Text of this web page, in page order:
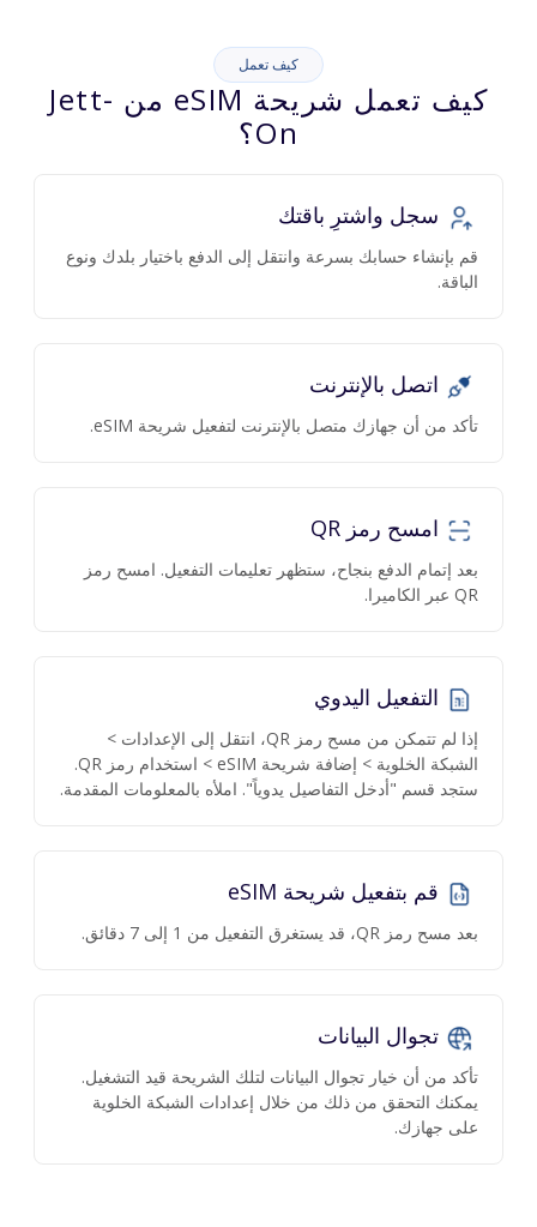
كيف تعمل
كيف تعمل شريحة eSIM من Jett-
On؟
سجل واشترِ باقتك
قم بإنشاء حسابك بسرعة وانتقل إلى الدفع باختيار بلدك ونوع
الباقة.
اتصل بالإنترنت
تأكد من أن جهازك متصل بالإنترنت لتفعيل شريحة eSIM.
امسح رمز QR
بعد إتمام الدفع بنجاح، ستظهر تعليمات التفعيل. امسح رمز
QR عبر الكاميرا.
التفعيل اليدوي
إذا لم تتمكن من مسح رمز QR، انتقل إلى الإعدادات >
الشبكة الخلوية > إضافة شريحة eSIM > استخدام رمز QR.
ستجد قسم "أدخل التفاصيل يدوياً". املأه بالمعلومات المقدمة.
قم بتفعيل شريحة eSIM
بعد مسح رمز QR، قد يستغرق التفعيل من 1 إلى 7 دقائق.
تجوال البيانات
تأكد من أن خيار تجوال البيانات لتلك الشريحة قيد التشغيل.
يمكنك التحقق من ذلك من خلال إعدادات الشبكة الخلوية
على جهازك.